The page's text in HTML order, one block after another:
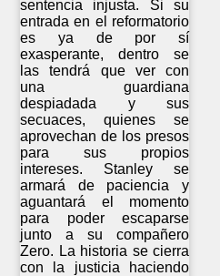
sentencia injusta. Si su
entrada en el reformatorio
es ya de por sí
exasperante, dentro se
las tendrá que ver con
una guardiana
despiadada y sus
secuaces, quienes se
aprovechan de los presos
para sus propios
intereses. Stanley se
armará de paciencia y
aguantará el momento
para poder escaparse
junto a su compañero
Zero. La historia se cierra
con la justicia haciendo